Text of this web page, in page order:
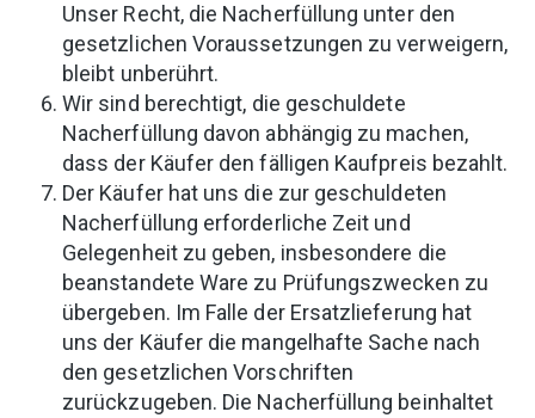
Unser Recht, die Nacherfüllung unter den
gesetzlichen Voraussetzungen zu verweigern,
bleibt unberührt.
Wir sind berechtigt, die geschuldete
Nacherfüllung davon abhängig zu machen,
dass der Käufer den fälligen Kaufpreis bezahlt.
Der Käufer hat uns die zur geschuldeten
Nacherfüllung erforderliche Zeit und
Gelegenheit zu geben, insbesondere die
beanstandete Ware zu Prüfungszwecken zu
übergeben. Im Falle der Ersatzlieferung hat
uns der Käufer die mangelhafte Sache nach
den gesetzlichen Vorschriften
zurückzugeben. Die Nacherfüllung beinhaltet